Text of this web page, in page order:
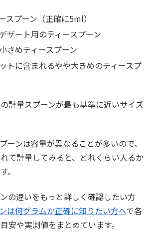
スプーン（正確に5ml）
ザート用のティースプーン
さめティースプーン
トに含まれるやや大きめのティースプ
計量スプーンが最も基準に近いサイズ
ーンは容量が異なることが多いので、
て計量してみると、どれくらい入るか
。
の違いをもっと詳しく確認したい方
は何グラムか正確に知りたい方へで各
安や実測値をまとめています。